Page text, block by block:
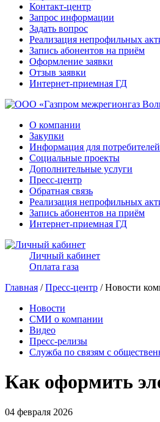
Контакт-центр
Запрос информации
Задать вопрос
Реализация непрофильных
Запись абонентов на приём
Оформление заявки
Отзыв заявки
Интернет-приемная ГД
О компании
Закупки
Информация для потребителей
Социальные проекты
Дополнительные услуги
Пресс-центр
Обратная связь
Реализация непрофильных
Запись абонентов на приём
Интернет-приемная ГД
Личный кабинет
Оплата газа
Главная /Пресс-центр / Новости
Новости
СМИ о компании
Видео
Пресс-релизы
Служба по связям с
Как оформить
04 февраля 2026